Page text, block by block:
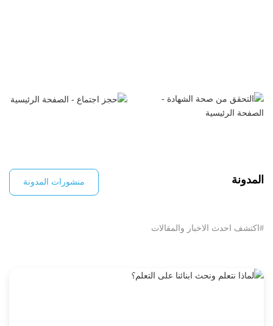
المدونة
#اكتشف احدث الاخبار والمقالات
منشورات المدونة